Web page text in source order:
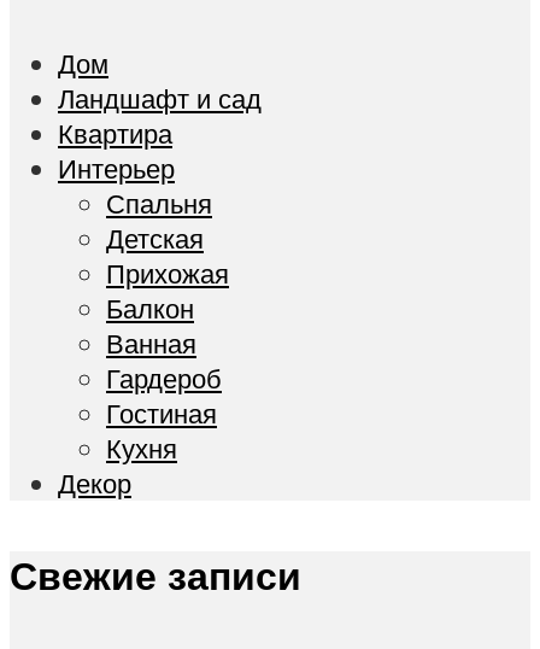
Дом
Ландшафт и сад
Квартира
Интерьер
Спальня
Детская
Прихожая
Балкон
Ванная
Гардероб
Гостиная
Кухня
Декор
Свежие записи